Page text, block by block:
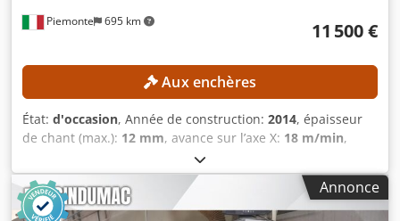
Piemonte 695 km 11 500 €
Aux enchères
État: d'occasion, Année de construction: 2014, épaisseur
de chant (max.): 12 mm, avance sur l’axe X: 18 m/min,
DÉTAILS TECHNIQUES Dimensions des pièces Hauteur
minimale des panneaux : 10 mm Hauteur maximale des
panneaux : 60 mm Largeur minimale des panneaux : 70
mm Épaisseur minimale des chants : 0,4 mm Épaisseur
Annonce